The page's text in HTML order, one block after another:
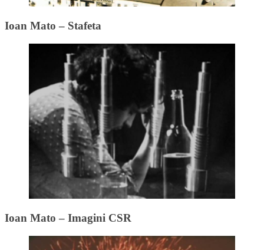
Ioan Mato – Stafeta
Ioan Mato – Imagini CSR